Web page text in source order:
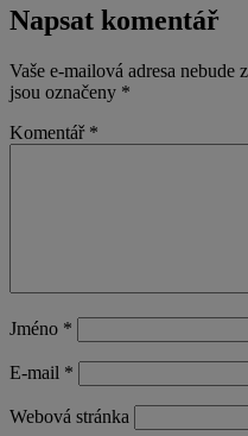
Napsat komentář
Vaše e-mailová adresa nebude
jsou označeny *
Komentář *
Jméno *
E-mail *
Webová stránka